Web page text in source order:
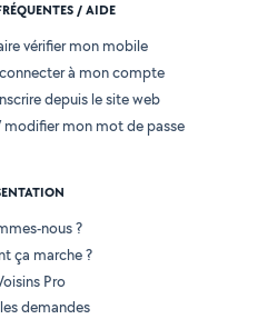
/ AIDE
vérifier mon mobile
à mon compte
depuis le site web
mon mot de passe
nous ?
ça marche ?
Pro
demandes